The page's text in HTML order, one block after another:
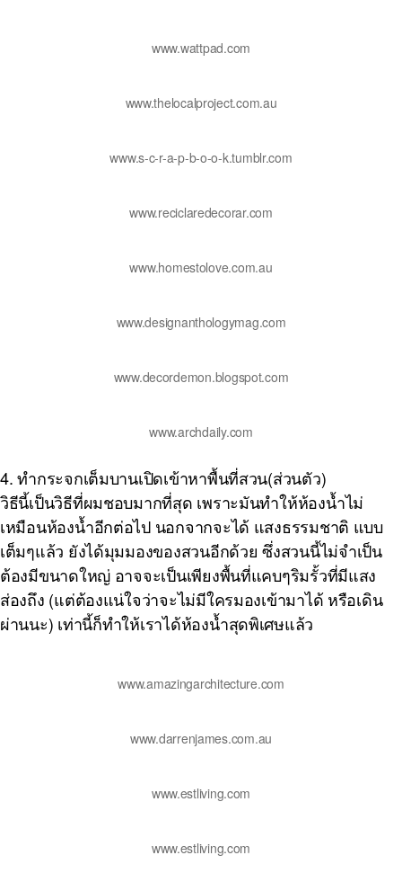
www.wattpad.com
www.thelocalproject.com.au
www.s-c-r-a-p-b-o-o-k.tumblr.com
www.reciclaredecorar.com
www.homestolove.com.au
www.designanthologymag.com
www.decordemon.blogspot.com
www.archdaily.com
4. ทำกระจกเต็มบานเปิดเข้าหาพื้นที่สวน(ส่วนตัว)
วิธีนี้เป็นวิธีที่ผมชอบมากที่สุด เพราะมันทำให้ห้องน้ำไม่
เหมือนห้องน้ำอีกต่อไป นอกจากจะได้ แสงธรรมชาติ แบบ
เต็มๆแล้ว ยังได้มุมมองของสวนอีกด้วย ซึ่งสวนนี้ไม่จำเป็น
ต้องมีขนาดใหญ่ อาจจะเป็นเพียงพื้นที่แคบๆริมรั้วที่มีแสง
ส่องถึง (แต่ต้องแน่ใจว่าจะไม่มีใครมองเข้ามาได้ หรือเดิน
ผ่านนะ) เท่านี้ก็ทำให้เราได้ห้องน้ำสุดพิเศษแล้ว
www.amazingarchitecture.com
www.darrenjames.com.au
www.estliving.com
www.estliving.com